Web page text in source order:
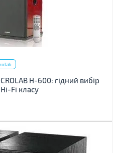
H-600: гідний вибір
Fi класу